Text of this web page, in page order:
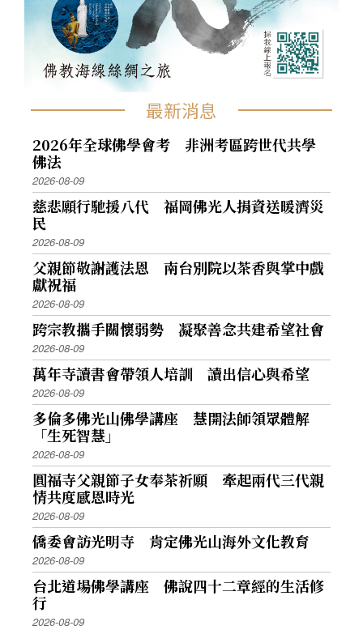
最新消息
2026年全球佛學會考 非洲考區跨世代共學
佛法
2026-08-09
慈悲願行馳援八代 福岡佛光人捐資送暖濟災
民
2026-08-09
父親節敬謝護法恩 南台別院以茶香與掌中戲
獻祝福
2026-08-09
跨宗教攜手關懷弱勢 凝聚善念共建希望社會
2026-08-09
萬年寺讀書會帶領人培訓 讀出信心與希望
2026-08-09
多倫多佛光山佛學講座 慧開法師領眾體解
「生死智慧」
2026-08-09
圓福寺父親節子女奉茶祈願 牽起兩代三代親
情共度感恩時光
2026-08-09
僑委會訪光明寺 肯定佛光山海外文化教育
2026-08-09
台北道場佛學講座 佛說四十二章經的生活修
行
2026-08-09